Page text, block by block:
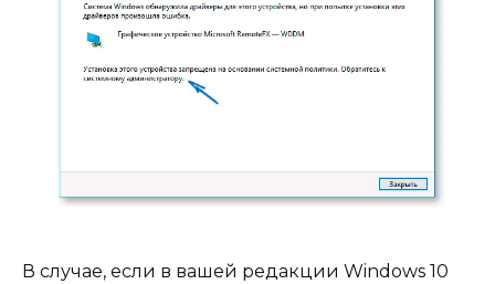
В случае, если в вашей редакции Windows 10